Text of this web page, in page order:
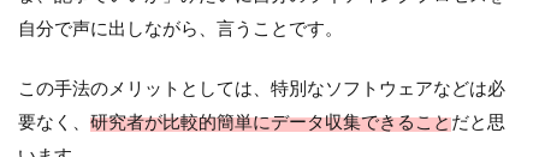
自分で声に出しながら、言うことです。
この手法のメリットとしては、特別なソフトウェアなどは必
要なく、 研究者が比較的簡単にデータ収集できることだと思